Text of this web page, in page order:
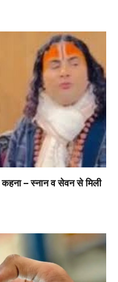
कहना – स्नान व सेवन से मिली